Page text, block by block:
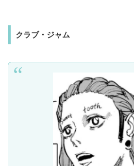
クラブ・ジャム